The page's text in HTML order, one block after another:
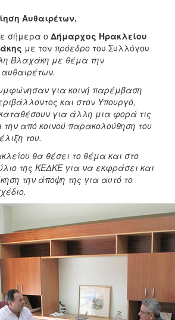
Αυθαιρέτων.
σήμερα ο Δήμαρχος Ηρακλείου
με τον πρόεδρο του Συλλόγου
Βλαχάκη με θέμα την
για κοινή παρέμβαση
και στον Υπουργό,
για άλλη μια φορά τις
την από κοινού παρακολούθηση του
του.
θα θέσει το θέμα και στο
της ΚΕΔΚΕ για να εκφράσει και
την άποψη της για αυτό το